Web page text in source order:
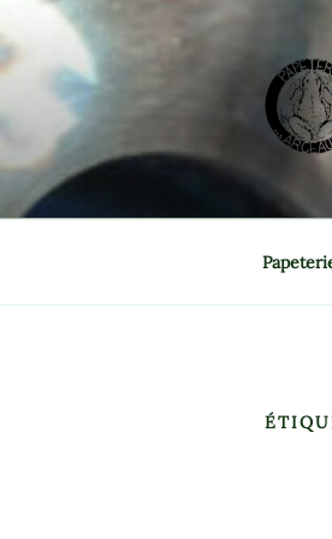
au
contenu
principal